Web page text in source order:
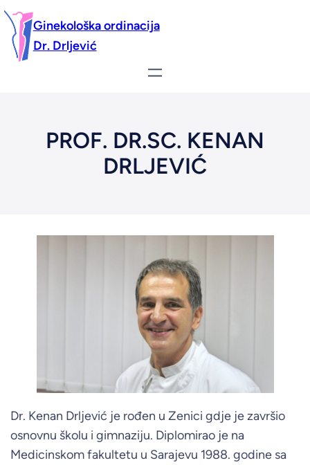
Ginekološka ordinacija
Dr. Drljević
PROF. DR.SC. KENAN
DRLJEVIĆ
Dr. Kenan Drljević je rođen u Zenici gdje je završio
osnovnu školu i gimnaziju. Diplomirao je na
Medicinskom fakultetu u Sarajevu 1988. godine sa